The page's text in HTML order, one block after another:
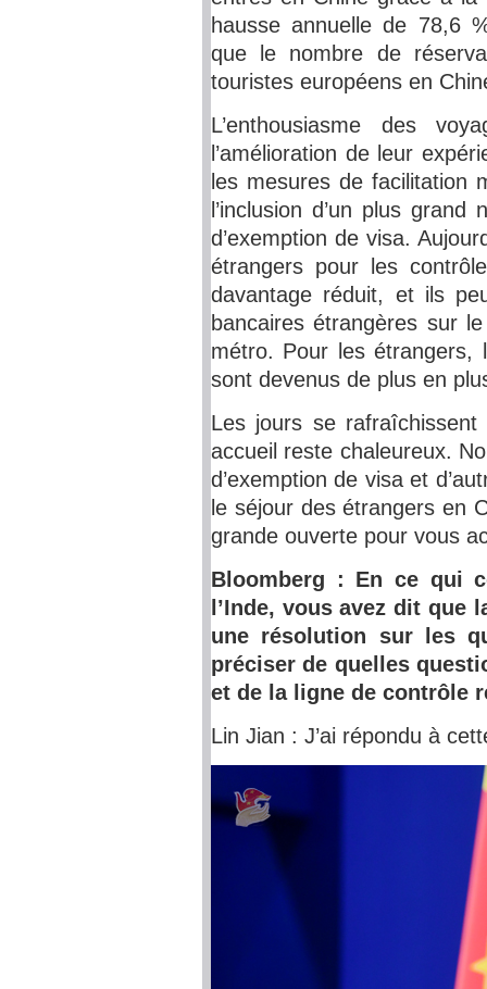
hausse annuelle de 78,6
que le nombre de
touristes européens en
L’enthousiasme des
l’amélioration de leur
les mesures de facilitation
l’inclusion d’un plus
d’exemption de visa.
étrangers pour les
davantage réduit, et ils
bancaires étrangères sur
métro. Pour les
sont devenus de plus en
Les jours se
accueil reste chaleureux.
d’exemption de visa et
le séjour des étrangers en
grande ouverte pour vous
Bloomberg : En ce qui
l’Inde, vous avez dit que
une résolution sur les
préciser de quelles
et de la ligne de contrôle
Lin Jian : J’ai répondu à